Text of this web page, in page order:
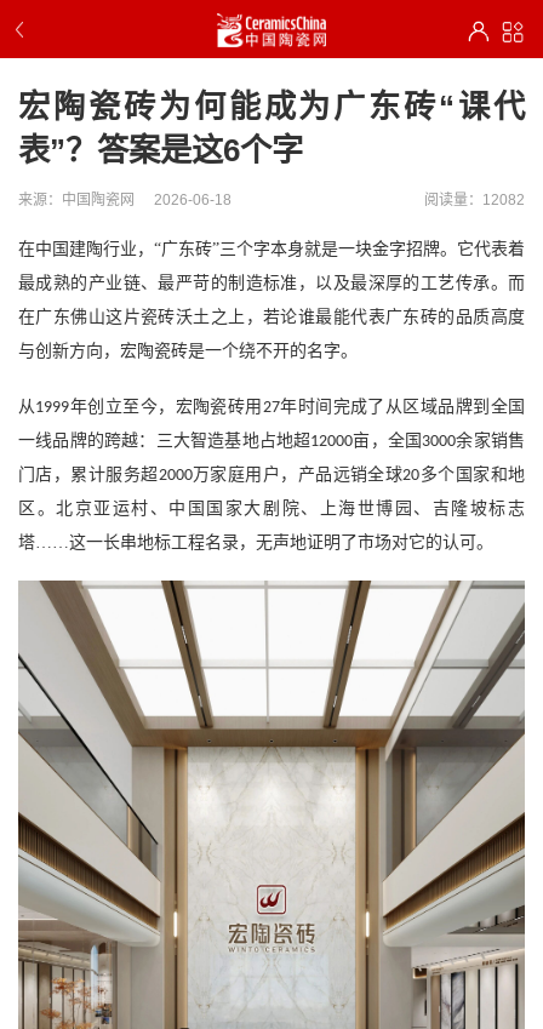
宏陶瓷砖为何能成为广东砖“课代
表”？答案是这6个字
来源：中国陶瓷网 2026-06-18 阅读量：12082
在中国建陶行业， “广东砖”三个字本身就是一块金字招牌。它代表着
最成熟的产业链、最严苛的制造标准，以及最深厚的工艺传承。而
在广东佛山这片瓷砖沃土之上，若论谁最能代表广东砖的品质高度
与创新方向，宏陶瓷砖是一个绕不开的名字。
从1999年创立至今，宏陶瓷砖用 27年时间完成了从区域品牌到全国
一线品牌的跨越：三大智造基地占地超12000亩，全国 3000余家销售
门店，累计服务超2000万家庭用户，产品远销全球20多个国家和地
区。北京亚运村、中国国家大剧院、上海世博园、吉隆坡标志
塔……这一长串地标工程名录，无声地证明了市场对它的认可。